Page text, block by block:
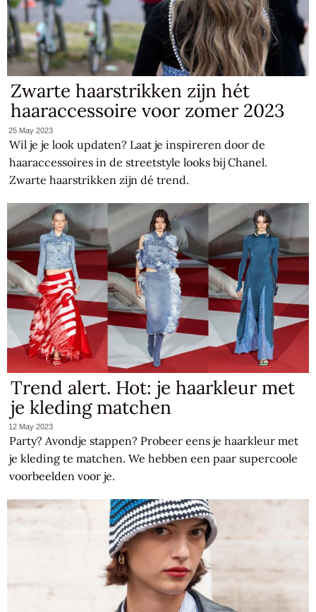
Zwarte haarstrikken zijn hét
haaraccessoire voor zomer 2023
25 May 2023
Wil je je look updaten? Laat je inspireren door de
haaraccessoires in de streetstyle looks bij Chanel.
Zwarte haarstrikken zijn dé trend.
Trend alert. Hot: je haarkleur met
je kleding matchen
12 May 2023
Party? Avondje stappen? Probeer eens je haarkleur met
je kleding te matchen. We hebben een paar supercoole
voorbeelden voor je.